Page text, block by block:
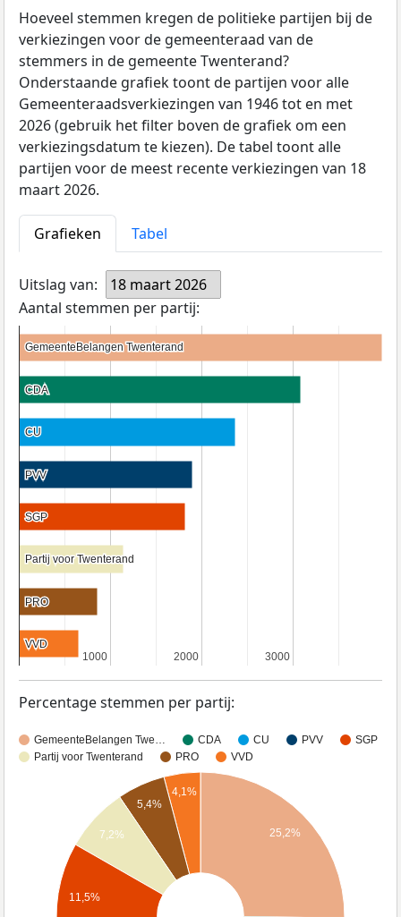
Hoeveel stemmen kregen de politieke partijen bij de
verkiezingen voor de gemeenteraad van de
stemmers in de gemeente Twenterand?
Onderstaande grafiek toont de partijen voor alle
Gemeenteraadsverkiezingen van 1946 tot en met
2026 (gebruik het filter boven de grafiek om een
verkiezingsdatum te kiezen). De tabel toont alle
partijen voor de meest recente verkiezingen van 18
maart 2026.
Grafieken Tabel
Uitslag van:
18 maart 2026
Aantal stemmen per partij:
1000
1000 2000
2000 3000
3000
GemeenteBelangen Twenterand
GemeenteBelangen Twenterand
CDA
CDA
CU
CU
PVV
PVV
SGP
SGP
Partij voor Twenterand
Partij voor Twenterand
PRO
PRO
VVD
VVD
Percentage stemmen per partij:
GemeenteBelangen Twe… CDA CU PVV
SGP
Partij voor Twenterand
PRO VVD
25,2%
4,1%
5,4%
7,2%
11,5%